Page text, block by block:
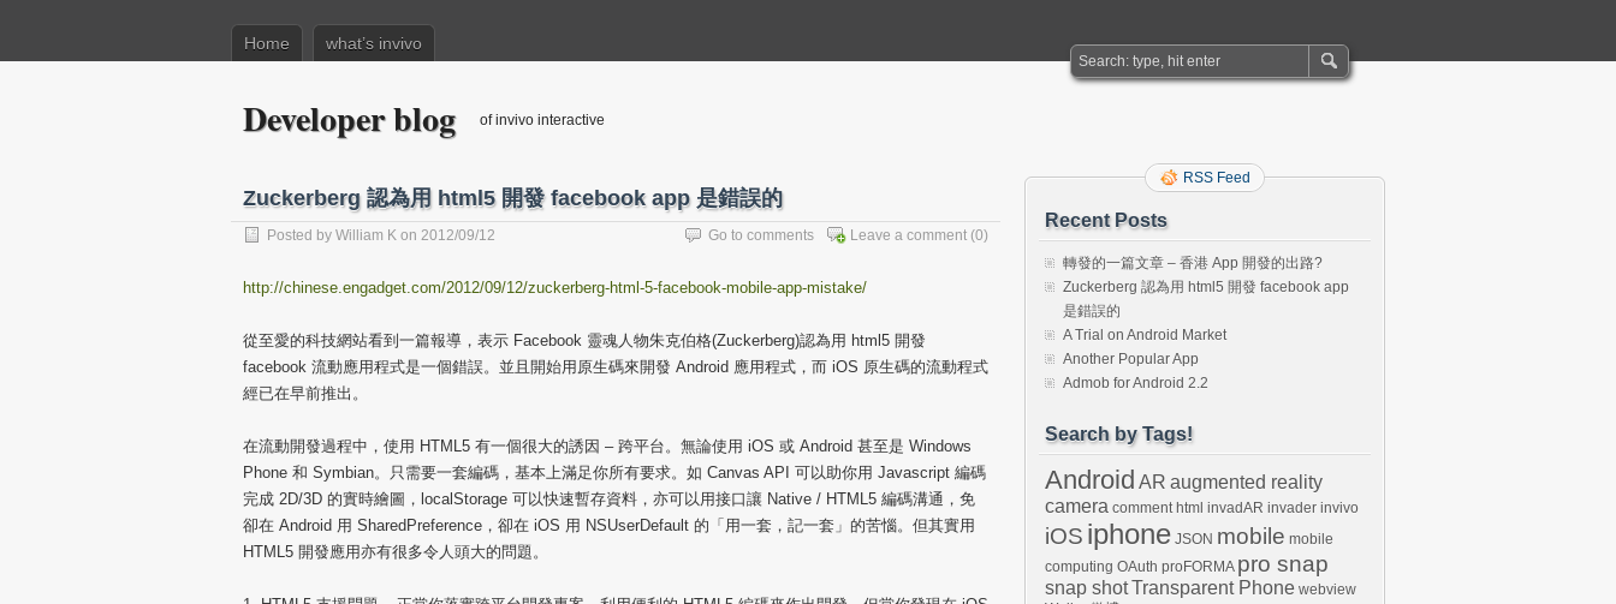
Home what’s invivo
Developer blog of invivo interactive
Zuckerberg 認為用 html5 開發 facebook app 是錯誤的
Posted by William K on 2012/09/12 Leave a comment (0)
Go to comments
http://chinese.engadget.com/2012/09/12/zuckerberg-html-5-facebook-mobile-app-mistake/
從至愛的科技網站看到一篇報導，表示 Facebook 靈魂人物朱克伯格(Zuckerberg)認為用 html5 開發
facebook 流動應用程式是一個錯誤。並且開始用原生碼來開發 Android 應用程式，而 iOS 原生碼的流動程式
經已在早前推出。
在流動開發過程中，使用 HTML5 有一個很大的誘因 – 跨平台。無論使用 iOS 或 Android 甚至是 Windows
Phone 和 Symbian。只需要一套編碼，基本上滿足你所有要求。如 Canvas API 可以助你用 Javascript 編碼
完成 2D/3D 的實時繪圖，localStorage 可以快速暫存資料，亦可以用接口讓 Native / HTML5 編碼溝通，免
卻在 Android 用 SharedPreference，卻在 iOS 用 NSUserDefault 的「用一套，記一套」的苦惱。但其實用
HTML5 開發應用亦有很多令人頭大的問題。
RSS Feed
Recent Posts
轉發的一篇文章 – 香港 App 開發的出路?
Zuckerberg 認為用 html5 開發 facebook app
是錯誤的
A Trial on Android Market
Another Popular App
Admob for Android 2.2
Search by Tags!
Android AR augmented reality
camera comment html invadAR invader invivo
iOS iphone JSON mobile mobile
computing OAuth proFORMA pro snap
snap shotTransparent Phone webview